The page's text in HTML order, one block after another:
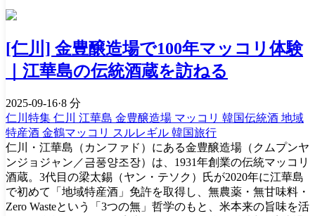
[仁川] 金豊醸造場で100年マッコリ体験
｜江華島の伝統酒蔵を訪ねる
2025-09-16·8 分
仁川特集 仁川 江華島 金豊醸造場 マッコリ 韓国伝統酒 地域
特産酒 金鶴マッコリ スルレギル 韓国旅行
仁川・江華島（カンファド）にある金豊醸造場（クムプンヤ
ンジョジャン／금풍양조장）は、1931年創業の伝統マッコリ
酒蔵。3代目の梁太錫（ヤン・テソク）氏が2020年に江華島
で初めて「地域特産酒」免許を取得し、無農薬・無甘味料・
Zero Wasteという「3つの無」哲学のもと、米本来の旨味を活